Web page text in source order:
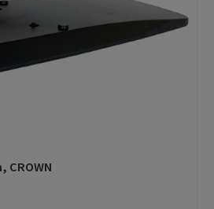
von 0 von 5 Sternen
CROWN